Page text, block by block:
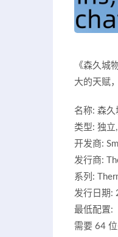
《森久城
大的天赋
名称: 森久
类型: 独立
开发商:
发行商:
系列:
发行日期:
最低配置:
需要 64